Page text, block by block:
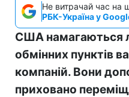
Не витрачай час на
РБК-Україна у
США намагаються
обмінних пунктів
компаній. Вони
приховано